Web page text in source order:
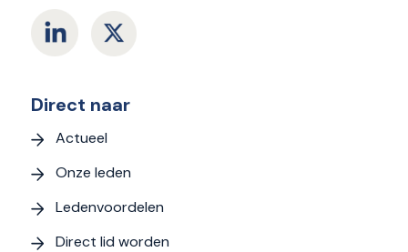
Direct naar
Actueel
Onze leden
Ledenvoordelen
Direct lid worden